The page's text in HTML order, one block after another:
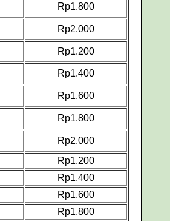
Rp1.800
Rp2.000
Rp1.200
Rp1.400
Rp1.600
Rp1.800
Rp2.000
Rp1.200
Rp1.400
Rp1.600
Rp1.800